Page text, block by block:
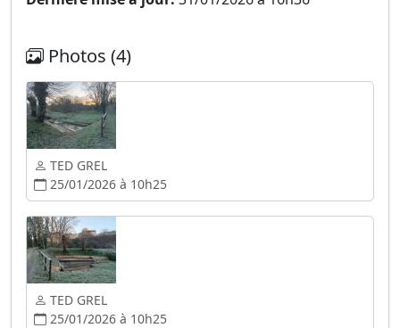
Photos (4)
TED GREL
25/01/2026 à 10h25
TED GREL
25/01/2026 à 10h25